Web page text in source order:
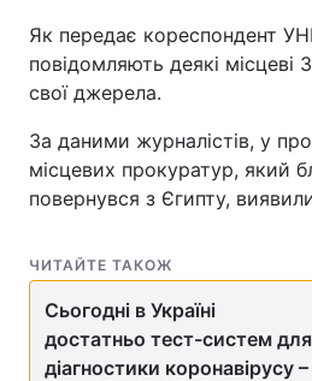
Як передає кореспондент
повідомляють деякі місцеві
свої джерела.
За даними журналістів, у
місцевих прокуратур, який
повернувся з Єгипту,
ЧИТАЙТЕ ТАКОЖ
Сьогодні в Україні
достатньо тест-систем для
діагностики коронавірусу